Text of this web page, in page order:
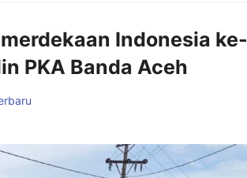
Indonesia ke-
PKA Banda Aceh